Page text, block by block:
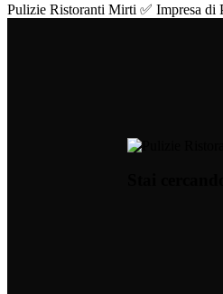
Pulizie Ristoranti Mirti ✅ Impresa di